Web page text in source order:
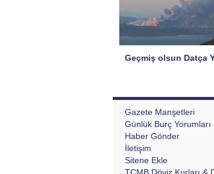
Gazete Manşetleri
Günlük Burç Yorumları
Haber Gönder
İletişim
Sitene Ekle